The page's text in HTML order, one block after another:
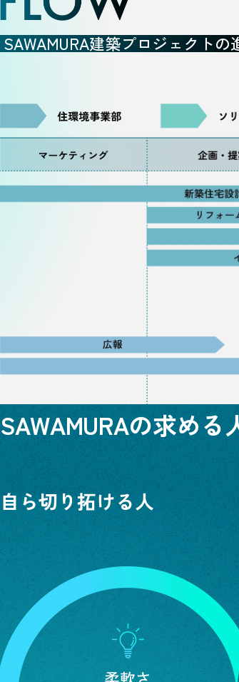
SAWAMURA建築プロジェクトの
SAWAMURAの求める
自ら切り拓ける人